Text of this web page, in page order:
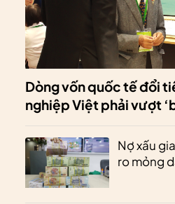
Dòng vốn quốc tế đổi
nghiệp Việt phải vượt
Nợ xấu
ro mỏng